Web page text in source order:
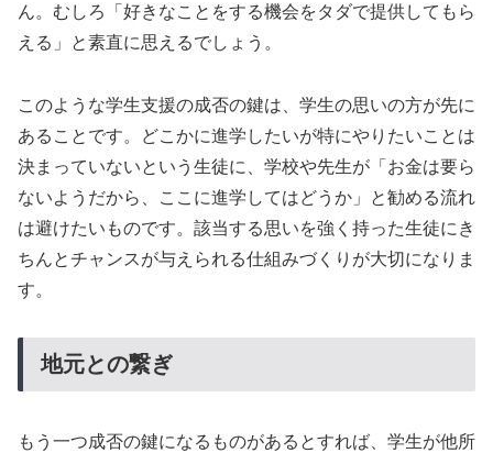
ん。むしろ「好きなことをする機会をタダで提供してもら
える」と素直に思えるでしょう。
このような学生支援の成否の鍵は、学生の思いの方が先に
あることです。どこかに進学したいが特にやりたいことは
決まっていないという生徒に、学校や先生が「お金は要ら
ないようだから、ここに進学してはどうか」と勧める流れ
は避けたいものです。該当する思いを強く持った生徒にき
ちんとチャンスが与えられる仕組みづくりが大切になりま
す。
地元との繋ぎ
もう一つ成否の鍵になるものがあるとすれば、学生が他所